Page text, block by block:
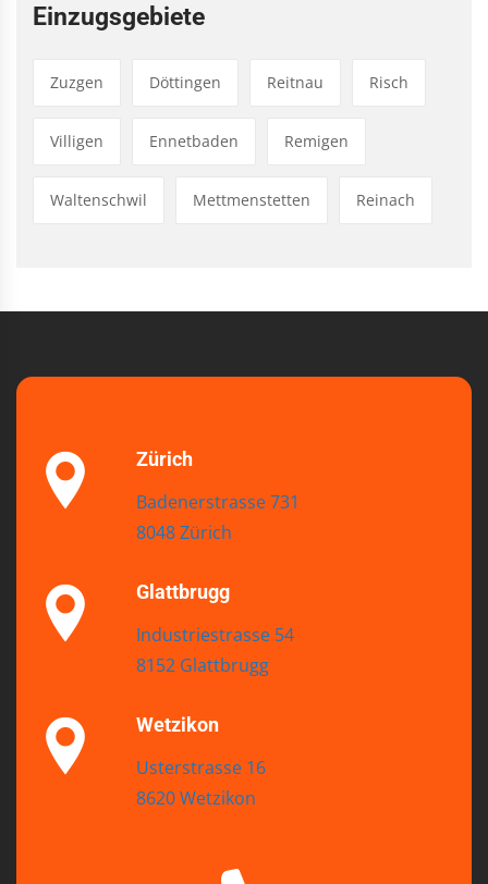
Einzugsgebiete
Zuzgen Döttingen Reitnau Risch
Villigen Ennetbaden Remigen
Waltenschwil Mettmenstetten Reinach
Zürich
Badenerstrasse 731
8048 Zürich
Glattbrugg
Industriestrasse 54
8152 Glattbrugg
Wetzikon
Usterstrasse 16
8620 Wetzikon